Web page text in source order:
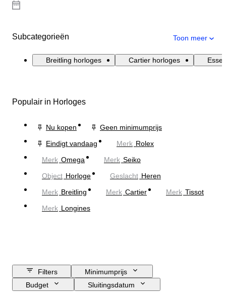
Subcategorieën Toon meer
Breitling horloges Cartier horloges
Populair in Horloges
Nu kopen
Geen minimumprijs
Eindigt vandaag
Merk Rolex
Merk Omega Merk Seiko
Object Horloge Geslacht Heren
Merk Breitling Merk Cartier Merk Tissot
Merk Longines
Filters
Minimumprijs
Budget
Sluitingsdatum